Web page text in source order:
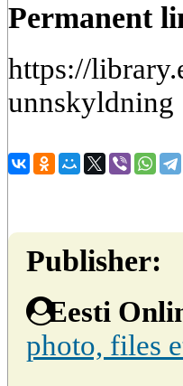
Permanent
https://
unnskyldning
Publisher:
Eesti
photo, files